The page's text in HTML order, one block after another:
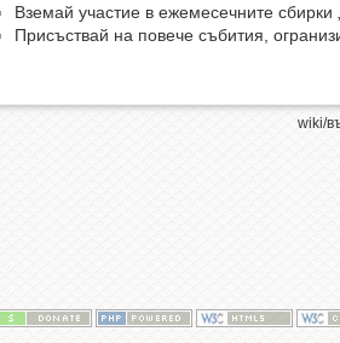
Вземай участие в ежемесечните сбирки „
Присъствай на повече събития,
wiki/